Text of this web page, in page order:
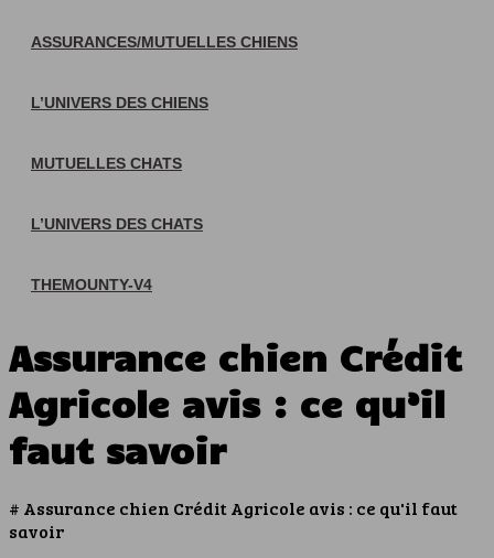
ASSURANCES/MUTUELLES CHIENS
L’UNIVERS DES CHIENS
MUTUELLES CHATS
L’UNIVERS DES CHATS
THEMOUNTY-V4
Assurance chien Crédit
Agricole avis : ce qu’il
faut savoir
# Assurance chien Crédit Agricole avis : ce qu'il faut
savoir